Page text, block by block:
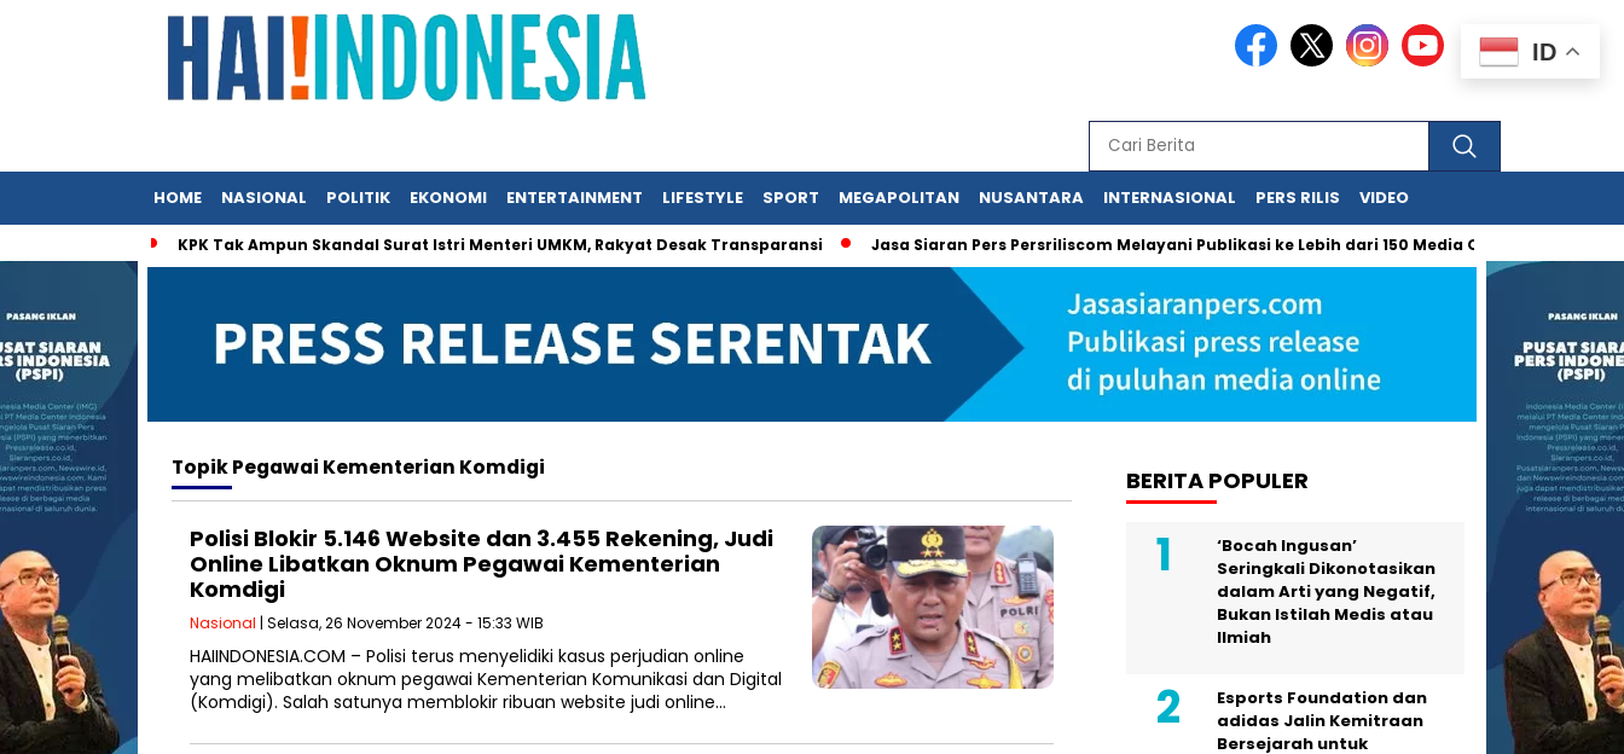
HOME NASIONAL POLITIK EKONOMI ENTERTAINMENT LIFESTYLE SPORT MEGAPOLITAN NUSANTARA INTERNASIONAL PERS RILIS VIDEO
KPK Tak Ampun Skandal Surat Istri Menteri UMKM, Rakyat Desak Transparansi Jasa Siaran Pers Persriliscom Melayani Publikasi ke Lebih dari 150 Media Online Berbagai
TopikPegawai Kementerian Komdigi
Polisi Blokir 5.146 Website dan 3.455 Rekening, Judi
Online Libatkan Oknum Pegawai Kementerian
Komdigi
Nasional | Selasa, 26 November 2024 - 15:33 WIB
HAIINDONESIA.COM – Polisi terus menyelidiki kasus perjudian online
yang melibatkan oknum pegawai Kementerian Komunikasi dan Digital
(Komdigi). Salah satunya memblokir ribuan website judi online…
BERITA POPULER
‘Bocah Ingusan’
Seringkali Dikonotasikan
dalam Arti yang Negatif,
Bukan Istilah Medis atau
Ilmiah
Esports Foundation dan
adidas Jalin Kemitraan
Bersejarah untuk
ID